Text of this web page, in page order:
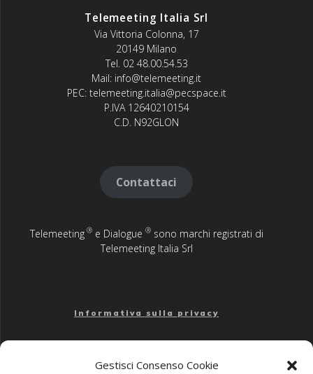
Gestisci Consenso Cookie
Telemeeting Italia Srl
Via Vittoria Colonna, 17
20149 Milano
Tel. 02 48.00.54.53
Mail: info@telemeeting.it
PEC: telemeeting.italia@pecspace.it
P.IVA 12640210154
C.D. N92GLON
Contattaci
Telemeeting ® e Dialogue ®sono marchi registrati di
Telemeeting Italia Srl
Informativa sulla privacy
votazioni e degli eventi interattivi offrendo servizi di